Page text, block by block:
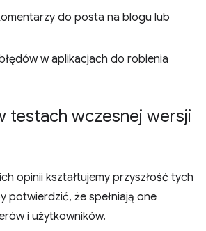
do posta na blogu lub
w aplikacjach do robienia
testach wczesnej wersji
opinii kształtujemy przyszłość tych
potwierdzić, że spełniają one
i użytkowników.